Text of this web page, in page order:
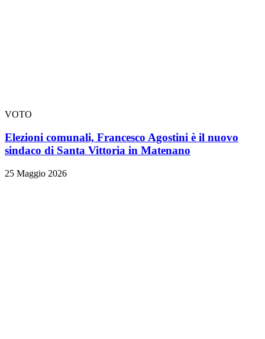
VOTO
Elezioni comunali, Francesco Agostini è il nuovo
sindaco di Santa Vittoria in Matenano
25 Maggio 2026